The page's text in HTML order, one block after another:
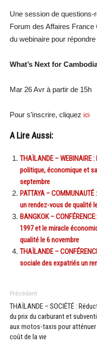
Une session de
Forum des Affaires
du webinaire pour
What’s Next for
Mar 26 Avr à partir de 15h
Pour s’inscrire, cliquez ici
A Lire Aussi:
THAÏLANDE –
politique, économique et
septembre
PATTAYA –
un rendez-vous de qualité
BANGKOK –
1997 et le miracle
qualité le 6 novembre
THAÏLANDE –
sociale des expatriés un
Précédent
THAÏLANDE – SOCIÉTÉ :
du prix du carburant et
aux motos-taxis pour atténuer
coût de la vie